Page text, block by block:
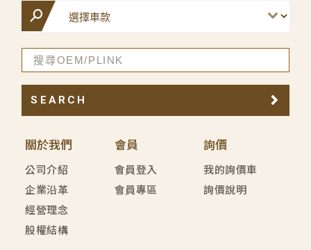
關於我們
公司介紹
企業沿革
經營理念
股權結構
會員
會員登入
會員專區
詢價
我的詢價車
詢價說明
SEARCH